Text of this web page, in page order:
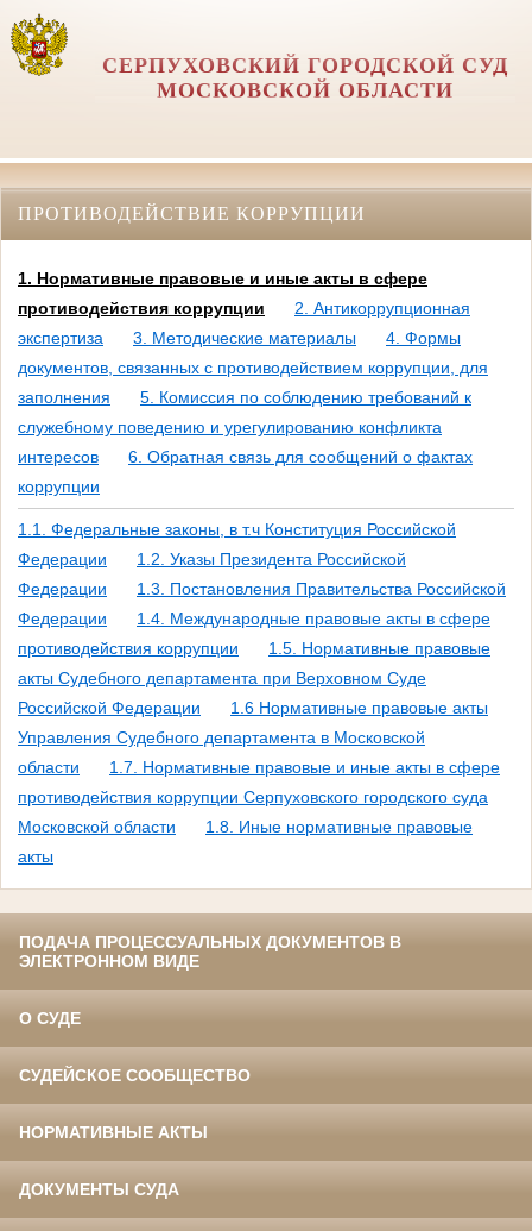
СЕРПУХОВСКИЙ ГОРОДСКОЙ СУД
МОСКОВСКОЙ ОБЛАСТИ
ПРОТИВОДЕЙСТВИЕ КОРРУПЦИИ
1. Нормативные правовые и иные акты в сфере
противодействия коррупции
2. Антикоррупционная
экспертиза
3. Методические материалы
4. Формы
документов, связанных с противодействием коррупции, для
заполнения
5. Комиссия по соблюдению требований к
служебному поведению и урегулированию конфликта
интересов
6. Обратная связь для сообщений о фактах
коррупции
1.1. Федеральные законы, в т.ч Конституция Российской
Федерации
1.2. Указы Президента Российской
Федерации
1.3. Постановления Правительства Российской
Федерации
1.4. Международные правовые акты в сфере
противодействия коррупции
1.5. Нормативные правовые
акты Судебного департамента при Верховном Суде
Российской Федерации
1.6 Нормативные правовые акты
Управления Судебного департамента в Московской
области
1.7. Нормативные правовые и иные акты в сфере
противодействия коррупции Серпуховского городского суда
Московской области
1.8. Иные нормативные правовые
акты
ПОДАЧА ПРОЦЕССУАЛЬНЫХ ДОКУМЕНТОВ В
ЭЛЕКТРОННОМ ВИДЕ
О СУДЕ
СУДЕЙСКОЕ СООБЩЕСТВО
НОРМАТИВНЫЕ АКТЫ
ДОКУМЕНТЫ СУДА